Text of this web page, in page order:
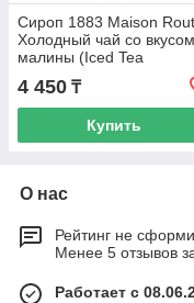
Сироп 1883 Maison
Холодный чай со вкусом
малины (Iced Tea
Raspberry), 1 л, стекло
4 450 ₸
Купить
О нас
Рейтинг не
Менее 5 отзывов
Работает с